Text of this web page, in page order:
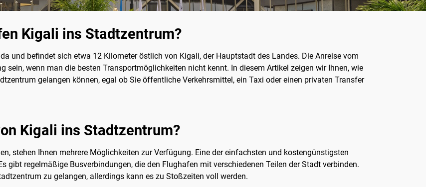
Kigali ins Stadtzentrum?
und befindet sich etwa 12 Kilometer östlich von Kigali, der Hauptstadt des Landes. Die Anreise vom
sein, wenn man die besten Transportmöglichkeiten nicht kennt. In diesem Artikel zeigen wir Ihnen, wie
gelangen können, egal ob Sie öffentliche Verkehrsmittel, ein Taxi oder einen privaten Transfer
Kigali ins Stadtzentrum?
stehen Ihnen mehrere Möglichkeiten zur Verfügung. Eine der einfachsten und kostengünstigsten
gibt regelmäßige Busverbindungen, die den Flughafen mit verschiedenen Teilen der Stadt verbinden.
zu gelangen, allerdings kann es zu Stoßzeiten voll werden.